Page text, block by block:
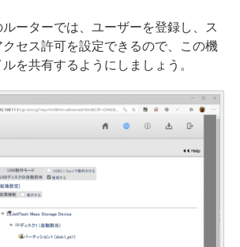
ーターでは、ユーザーを登録し、ス
クセス許可を設定できるので、この機
を共有するようにしましょう。